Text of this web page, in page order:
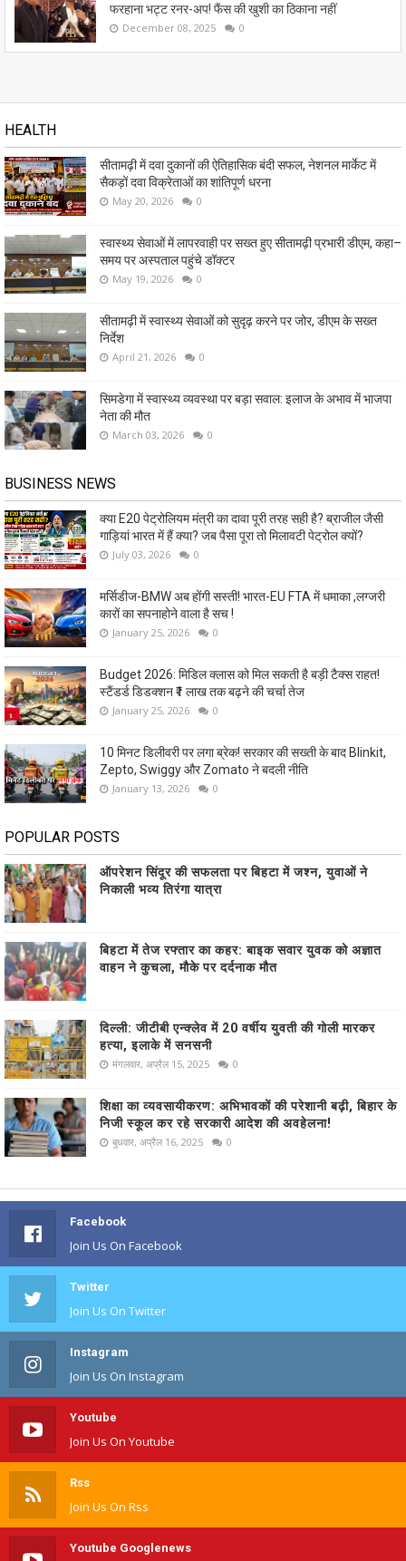
फरहाना भट्ट रनर-अप! फैंस की खुशी का ठिकाना नहीं
December 08, 2025 0
HEALTH
सीतामढ़ी में दवा दुकानों की ऐतिहासिक बंदी सफल, नेशनल मार्केट में
सैकड़ों दवा विक्रेताओं का शांतिपूर्ण धरना
May 20, 2026 0
स्वास्थ्य सेवाओं में लापरवाही पर सख्त हुए सीतामढ़ी प्रभारी डीएम, कहा–
समय पर अस्पताल पहुंचे डॉक्टर
May 19, 2026 0
सीतामढ़ी में स्वास्थ्य सेवाओं को सुदृढ़ करने पर जोर, डीएम के सख्त
निर्देश
April 21, 2026 0
सिमडेगा में स्वास्थ्य व्यवस्था पर बड़ा सवाल: इलाज के अभाव में भाजपा
नेता की मौत
March 03, 2026 0
BUSINESS NEWS
क्या E20 पेट्रोलियम मंत्री का दावा पूरी तरह सही है? ब्राजील जैसी
गाड़ियां भारत में हैं क्या? जब पैसा पूरा तो मिलावटी पेट्रोल क्यों?
July 03, 2026 0
मर्सिडीज-BMW अब होंगी सस्ती! भारत-EU FTA में धमाका ,लग्जरी
कारों का सपनाहोने वाला है सच !
January 25, 2026 0
Budget 2026: मिडिल क्लास को मिल सकती है बड़ी टैक्स राहत!
स्टैंडर्ड डिडक्शन ₹1 लाख तक बढ़ने की चर्चा तेज
January 25, 2026 0
10 मिनट डिलीवरी पर लगा ब्रेक! सरकार की सख्ती के बाद Blinkit,
Zepto, Swiggy और Zomato ने बदली नीति
January 13, 2026 0
POPULAR POSTS
ऑपरेशन सिंदूर की सफलता पर बिहटा में जश्न, युवाओं ने
निकाली भव्य तिरंगा यात्रा
बिहटा में तेज रफ्तार का कहर: बाइक सवार युवक को अज्ञात
वाहन ने कुचला, मौके पर दर्दनाक मौत
दिल्ली: जीटीबी एन्क्लेव में 20 वर्षीय युवती की गोली मारकर
हत्या, इलाके में सनसनी
मंगलवार, अप्रैल 15, 2025 0
शिक्षा का व्यवसायीकरण: अभिभावकों की परेशानी बढ़ी, बिहार के
निजी स्कूल कर रहे सरकारी आदेश की अवहेलना!
बुधवार, अप्रैल 16, 2025 0
Facebook
Join Us On Facebook
Twitter
Join Us On Twitter
Instagram
Join Us On Instagram
Youtube
Join Us On Youtube
Rss
Join Us On Rss
Youtube Googlenews